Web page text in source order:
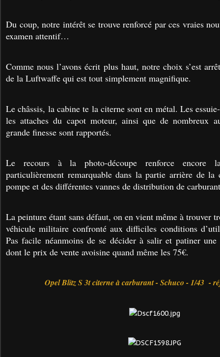
Du coup, notre intérêt se trouve renforcé par ces vraies
examen attentif…
Comme nous l’avons écrit plus haut, notre choix s’est
de la Luftwaffe qui est tout simplement magnifique.
Le châssis, la cabine te la citerne sont en métal. Les
les attaches du capot moteur, ainsi que de nombreux
grande finesse sont rapportés.
Le recours à la photo-découpe renforce encore
particulièrement remarquable dans la partie arrière de
pompe et des différentes vannes de distribution de
La peinture étant sans défaut, on en vient même à trouver
véhicule militaire confronté aux difficiles conditions
Pas facile néanmoins de se décider à salir et patiner une
dont le prix de vente avoisine quand même les 75€.
Opel Blitz S 3t citerne à carburant - Schuco - 1/43 -